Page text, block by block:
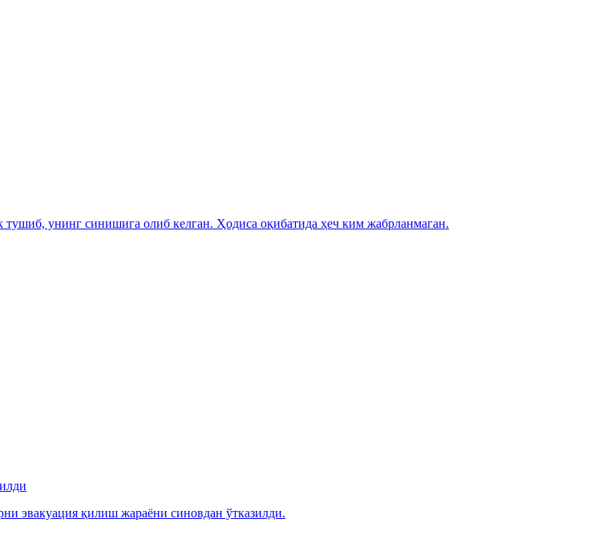
унинг синишига олиб келган. Ҳодиса оқибатида ҳеч ким жабрланмаган.
эвакуация қилиш жараёни синовдан ўтказилди.